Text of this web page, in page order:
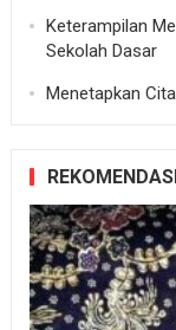
Keterampilan
Sekolah Dasar
Menetapkan